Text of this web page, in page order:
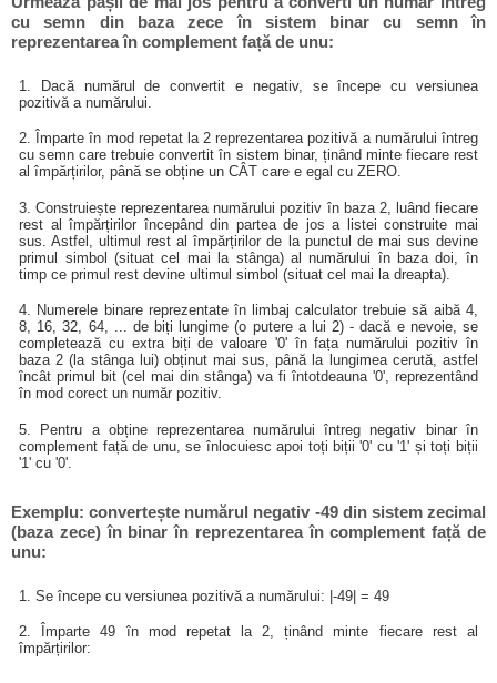
cu semn din baza zece în sistem binar cu semn în
reprezentarea în complement față de unu:
1. Dacă numărul de convertit e negativ, se începe cu versiunea
pozitivă a numărului.
2. Împarte în mod repetat la 2 reprezentarea pozitivă a numărului întreg
cu semn care trebuie convertit în sistem binar, ținând minte fiecare rest
al împărțirilor, până se obține un CÂT care e egal cu ZERO.
3. Construiește reprezentarea numărului pozitiv în baza 2, luând fiecare
rest al împărțirilor începând din partea de jos a listei construite mai
sus. Astfel, ultimul rest al împărțirilor de la punctul de mai sus devine
primul simbol (situat cel mai la stânga) al numărului în baza doi, în
timp ce primul rest devine ultimul simbol (situat cel mai la dreapta).
4. Numerele binare reprezentate în limbaj calculator trebuie să aibă 4,
8, 16, 32, 64, ... de biți lungime (o putere a lui 2) - dacă e nevoie, se
completează cu extra biți de valoare '0' în fața numărului pozitiv în
baza 2 (la stânga lui) obținut mai sus, până la lungimea cerută, astfel
încât primul bit (cel mai din stânga) va fi întotdeauna '0', reprezentând
în mod corect un număr pozitiv.
5. Pentru a obține reprezentarea numărului întreg negativ binar în
complement față de unu, se înlocuiesc apoi toți biții '0' cu '1' și toți biții
'1' cu '0'.
Exemplu: convertește numărul negativ -49 din sistem zecimal
(baza zece) în binar în reprezentarea în complement față de
unu:
1. Se începe cu versiunea pozitivă a numărului: |-49| = 49
2. Împarte 49 în mod repetat la 2, ținând minte fiecare rest al
împărțirilor: